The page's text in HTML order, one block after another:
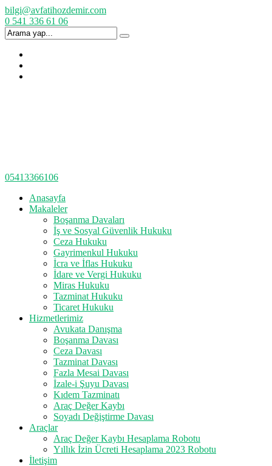
bilgi@avfatihozdemir.com
0 541 336 61 06
05413366106
Anasayfa
Makaleler
Boşanma Davaları
İş ve Sosyal Güvenlik Hukuku
Ceza Hukuku
Gayrimenkul Hukuku
İcra ve İflas Hukuku
İdare ve Vergi Hukuku
Miras Hukuku
Tazminat Hukuku
Ticaret Hukuku
Hizmetlerimiz
Avukata Danışma
Boşanma Davası
Ceza Davası
Tazminat Davası
Fazla Mesai Davası
İzale-i Şuyu Davası
Kıdem Tazminatı
Araç Değer Kaybı
Soyadı Değiştirme Davası
Araçlar
Araç Değer Kaybı Hesaplama Robotu
Yıllık İzin Ücreti Hesaplama 2023 Robotu
İletişim